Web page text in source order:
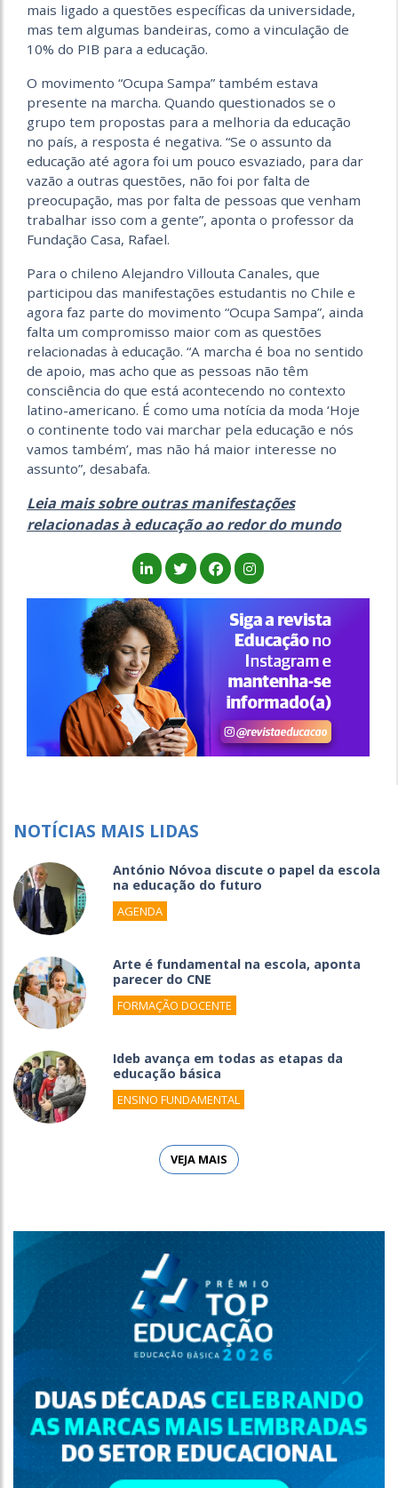
mais ligado a questões específicas da universidade,
mas tem algumas bandeiras, como a vinculação de
10% do PIB para a educação.
O movimento “Ocupa Sampa” também estava
presente na marcha. Quando questionados se o
grupo tem propostas para a melhoria da educação
no país, a resposta é negativa. “Se o assunto da
educação até agora foi um pouco esvaziado, para dar
vazão a outras questões, não foi por falta de
preocupação, mas por falta de pessoas que venham
trabalhar isso com a gente”, aponta o professor da
Fundação Casa, Rafael.
Para o chileno Alejandro Villouta Canales, que
participou das manifestações estudantis no Chile e
agora faz parte do movimento “Ocupa Sampa”, ainda
falta um compromisso maior com as questões
relacionadas à educação. “A marcha é boa no sentido
de apoio, mas acho que as pessoas não têm
consciência do que está acontecendo no contexto
latino-americano. É como uma notícia da moda ‘Hoje
o continente todo vai marchar pela educação e nós
vamos também’, mas não há maior interesse no
assunto”, desabafa.
Leia mais sobre outras manifestações
relacionadas à educação ao redor do mundo
NOTÍCIAS MAIS LIDAS
António Nóvoa discute o papel da escola
na educação do futuro
AGENDA
Arte é fundamental na escola, aponta
parecer do CNE
FORMAÇÃO DOCENTE
Ideb avança em todas as etapas da
educação básica
ENSINO FUNDAMENTAL
VEJA MAIS